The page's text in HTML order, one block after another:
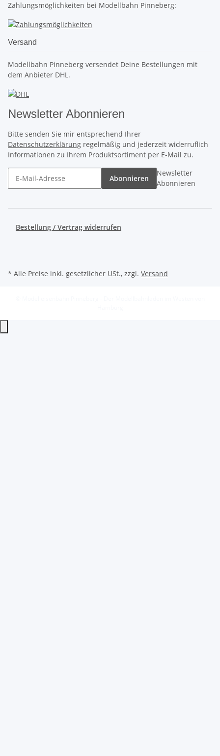
Zahlungsmöglichkeiten bei Modellbahn Pinneberg:
Versand
Modellbahn Pinneberg versendet Deine Bestellungen mit
dem Anbieter DHL.
Newsletter Abonnieren
Bitte senden Sie mir entsprechend Ihrer
Datenschutzerklärung regelmäßig und jederzeit widerruflich
Informationen zu Ihrem Produktsortiment per E-Mail zu.
Abonnieren
Newsletter
Abonnieren
Bestellung / Vertrag widerrufen
* Alle Preise inkl. gesetzlicher USt., zzgl. Versand